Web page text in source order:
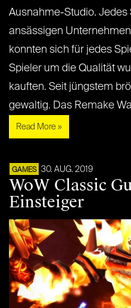
Ausnahme-Studio. Jedes
ansässigen
konnten sich für jedes
Spieler um die Qualität
kauften. Seit jüngstem
gewaltig. Das Remake
Read More »
GAMES 30. AUG. 2019
WoW Classic
Einsteiger